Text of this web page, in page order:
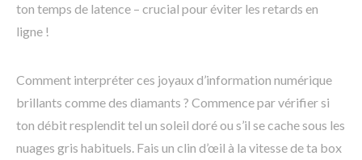
ton temps de latence – crucial pour éviter les retards en
ligne !
Comment interpréter ces joyaux d’information numérique
brillants comme des diamants ? Commence par vérifier si
ton débit resplendit tel un soleil doré ou s’il se cache sous les
nuages gris habituels. Fais un clin d’œil à la vitesse de ta box